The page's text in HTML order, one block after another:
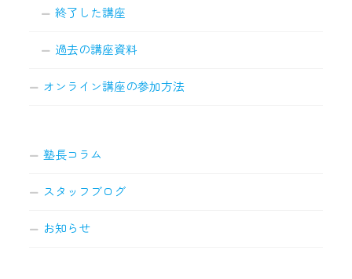
終了した講座
過去の講座資料
オンライン講座の参加方法
塾長コラム
スタッフブログ
お知らせ